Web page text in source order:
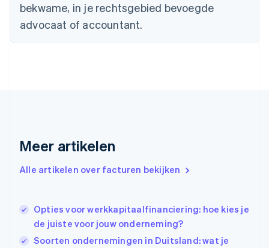
bekwame, in je rechtsgebied bevoegde
advocaat of accountant.
Meer artikelen
Alle artikelen over facturen bekijken
Opties voor werkkapitaalfinanciering: hoe kies je
de juiste voor jouw onderneming?
Soorten ondernemingen in Duitsland: wat je
Denemarken
English
English
Griekenland
English
Hongkong SAR, China
English简体中文
Ierland